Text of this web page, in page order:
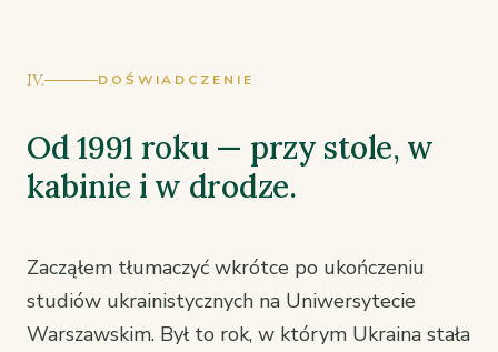
IV. DOŚWIADCZENIE
Od 1991 roku — przy stole, w
kabinie i w drodze.
Zacząłem tłumaczyć wkrótce po ukończeniu
studiów ukrainistycznych na Uniwersytecie
Warszawskim. Był to rok, w którym Ukraina stała